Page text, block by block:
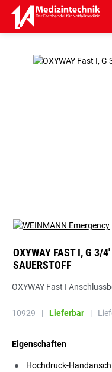
OXYWAY FAST I, G 3/
SAUERSTOFF
OXYWAY Fast I
10929 | Lieferbar |
Eigenschaften
Hochdruck-